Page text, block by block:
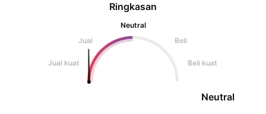
Ringkasan
Neutral
Jual
Beli
Jual kuat Beli kuat
Neutral